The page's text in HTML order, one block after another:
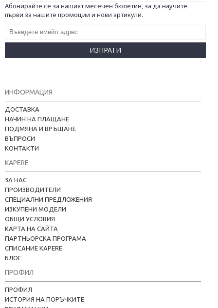
Абонирайте се за нашият месечен бюлетин, за да научите
първи за нашите промоции и нови артикули.
ИЗПРАТИ
ИНФОРМАЦИЯ
ДОСТАВКА
НАЧИН НА ПЛАЩАНЕ
ПОДМЯНА И ВРЪЩАНЕ
ВЪПРОСИ
КОНТАКТИ
KAPERE
ЗА НАС
ПРОИЗВОДИТЕЛИ
СПЕЦИАЛНИ ПРЕДЛОЖЕНИЯ
ИЗКУПЕНИ МОДЕЛИ
ОБЩИ УСЛОВИЯ
КАРТА НА САЙТА
ПАРТНЬОРСКА ПРОГРАМА
СПИСАНИЕ KAPERE
БЛОГ
ПРОФИЛ
ПРОФИЛ
ИСТОРИЯ НА ПОРЪЧКИТЕ